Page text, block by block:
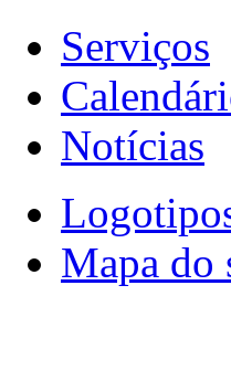
Serviços
Notícias
Mapa do